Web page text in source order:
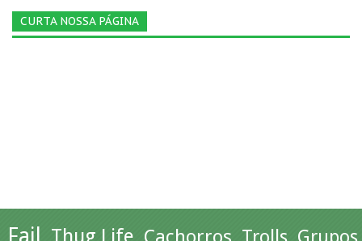
CURTA NOSSA PÁGINA
Fail